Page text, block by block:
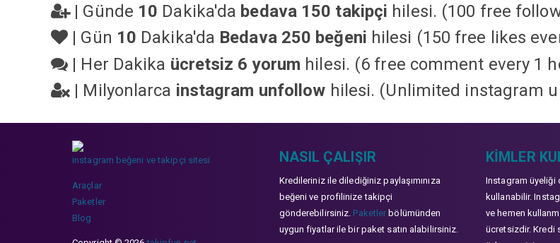
| Günde 10 Dakika'da bedava 150 takipçi hilesi. (100 free
| Gün 10 Dakika'da Bedava 250 beğeni hilesi (150 free likes
| Her Dakika ücretsiz 6 yorum hilesi. (6 free comment every 1
| Milyonlarca instagram unfollow hilesi. (Unlimited instagram
instagram beğeni ve takipçi sitesi
Araçlar
Paketler
Blog
NASIL ÇALIŞIR
Kredileriniz ile dilediğiniz paylaşımınıza
beğeni ve profilinize takipçi
gönderebilirsiniz. Paketler bölümünden
uygun fiyatlar ile bir paket satın alabilirsiniz.
KIMLER
Instagram üyeliği
kullanabilir.
ve hemen
ücretsizdir. Kredi